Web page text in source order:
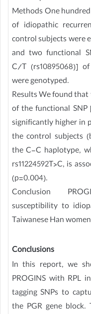
Methods One
of idiopathic
control subjects were
and two functional
C/T (rs10895068)]
were genotyped.
Results We found
of the functional SNP
significantly higher in
the control subjects
the C-C haplotype,
rs11224592T>C, is
(p=0.004).
Conclusion
susceptibility to
Taiwanese Han
Conclusions
In this report, we
PROGINS with RPL
tagging SNPs to
the PGR gene